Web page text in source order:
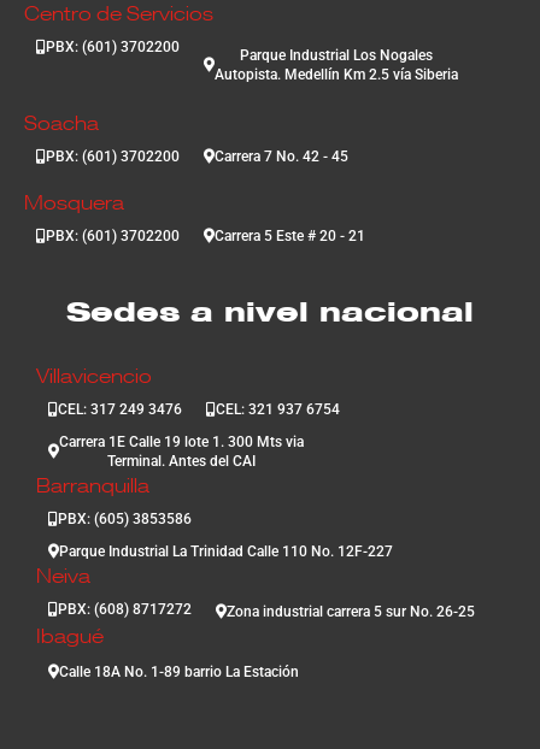
Centro de Servicios
PBX: (601) 3702200
Parque Industrial Los Nogales
Autopista. Medellín Km 2.5 vía Siberia
Soacha
PBX: (601) 3702200 Carrera 7 No. 42 - 45
Mosquera
PBX: (601) 3702200 Carrera 5 Este # 20 - 21
Sedes a nivel nacional
Villavicencio
CEL: 317 249 3476
CEL: 321 937 6754
Carrera 1E Calle 19 lote 1. 300 Mts via
Terminal. Antes del CAI
Barranquilla
PBX: (605) 3853586
Parque Industrial La Trinidad Calle 110 No. 12F-227
Neiva
PBX: (608) 8717272 Zona industrial carrera 5 sur No. 26-25
Ibagué
Calle 18A No. 1-89 barrio La Estación